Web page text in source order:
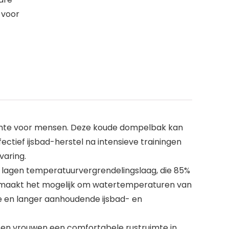
voor mensen. Deze koude dompelbak kan
ijsbad-herstel na intensieve trainingen
temperatuurvergrendelingslaag, die 85%
het mogelijk om watertemperaturen van
langer aanhoudende ijsbad- en